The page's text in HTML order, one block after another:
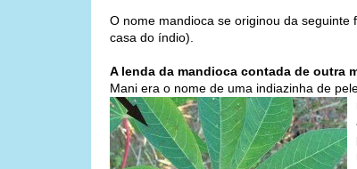
O nome mandioca se originou da
casa do índio).
A lenda da mandioca contada de outra
Mani era o nome de uma indiazinha de